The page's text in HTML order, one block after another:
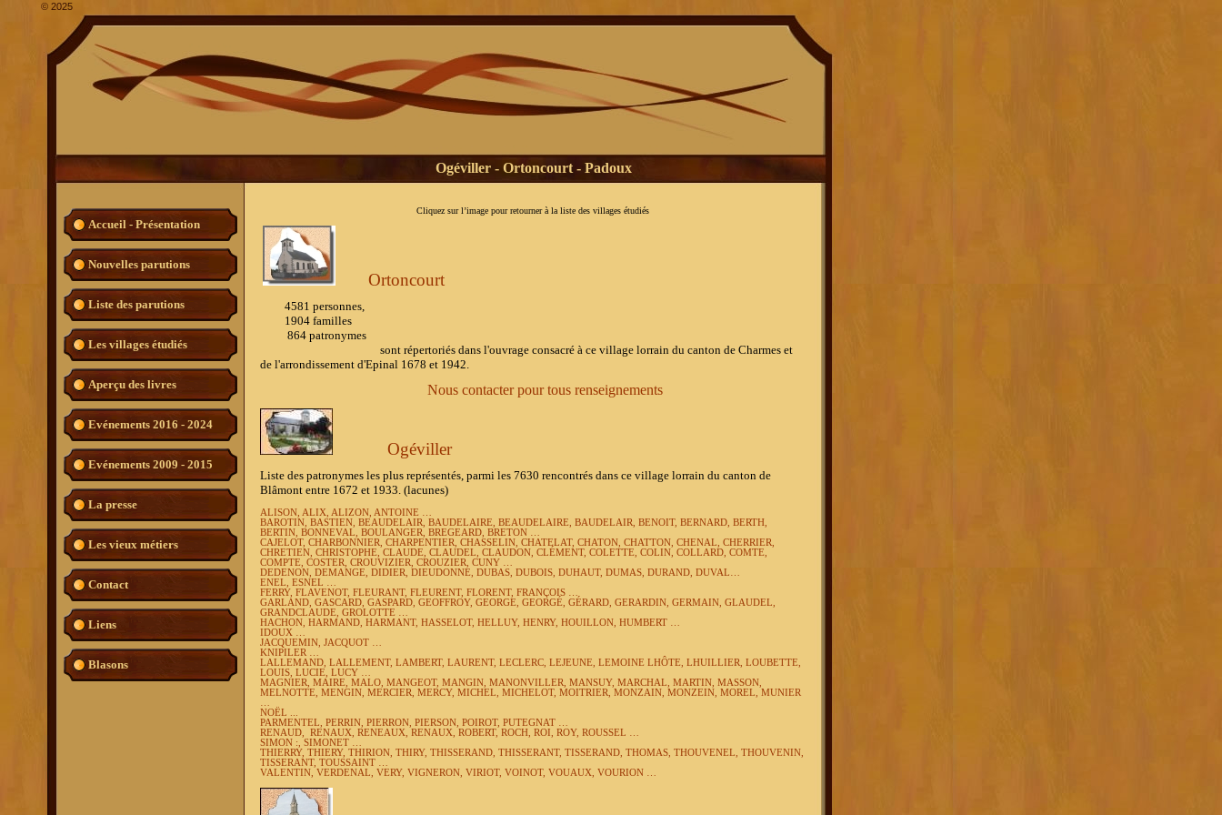
Accueil - Présentation
Nouvelles parutions
Liste des parutions
Les villages étudiés
Aperçu des livres
Evénements 2016 - 2024
Evénements 2009 - 2015
La presse
Les vieux métiers
Contact
Liens
Blasons
Cliquez sur l’image pour retourner à la liste des villages étudiés
Ortoncourt
4581 personnes,
1904 familles
864 patronymes
sont répertoriés dans l'ouvrage consacré à ce village lorrain du canton de Charmes et
de l'arrondissement d'Epinal 1678 et 1942.
Nous contacter pour tous renseignements
Ogéviller
Liste des patronymes les plus représentés, parmi les 7630 rencontrés dans ce village lorrain du canton de
Blâmont entre 1672 et 1933. (lacunes)
ALISON, ALIX, ALIZON, ANTOINE …
BAROTIN, BASTIEN, BEAUDELAIR, BAUDELAIRE, BEAUDELAIRE, BAUDELAIR, BENOIT, BERNARD, BERTH,
BERTIN, BONNEVAL, BOULANGER, BREGEARD, BRETON …
CAJELOT, CHARBONNIER, CHARPENTIER, CHASSELIN, CHATELAT, CHATON, CHATTON, CHENAL, CHERRIER,
CHRETIEN, CHRISTOPHE, CLAUDE, CLAUDEL, CLAUDON, CLÉMENT, COLETTE, COLIN, COLLARD, COMTE,
COMPTE, COSTER, CROUVIZIER, CROUZIER, CUNY …
DEDENON, DEMANGE, DIDIER, DIEUDONNE, DUBAS, DUBOIS, DUHAUT, DUMAS, DURAND, DUVAL…
ENEL, ESNEL …
FERRY, FLAVENOT, FLEURANT, FLEURENT, FLORENT, FRANÇOIS …
GARLAND, GASCARD, GASPARD, GEOFFROY, GEORGE, GEORGÉ, GÉRARD, GERARDIN, GERMAIN, GLAUDEL,
GRANDCLAUDE, GROLOTTE …
HACHON, HARMAND, HARMANT, HASSELOT, HELLUY, HENRY, HOUILLON, HUMBERT …
IDOUX …
JACQUEMIN, JACQUOT …
KNIPILER …
LALLEMAND, LALLEMENT, LAMBERT, LAURENT, LECLERC, LEJEUNE, LEMOINE LHÔTE, LHUILLIER, LOUBETTE,
LOUIS, LUCIE, LUCY …
MAGNIER, MAIRE, MALO, MANGEOT, MANGIN, MANONVILLER, MANSUY, MARCHAL, MARTIN, MASSON,
MELNOTTE, MENGIN, MERCIER, MERCY, MICHEL, MICHELOT, MOITRIER, MONZAIN, MONZEIN, MOREL, MUNIER
…
NOËL ...
PARMENTEL, PERRIN, PIERRON, PIERSON, POIROT, PUTEGNAT …
RENAUD,
RENAUX, RENEAUX, RENAUX, ROBERT, ROCH, ROI, ROY, ROUSSEL …
SIMON :, SIMONET …
THIERRY, THIERY, THIRION, THIRY, THISSERAND, THISSERANT, TISSERAND, THOMAS, THOUVENEL, THOUVENIN,
TISSERANT, TOUSSAINT …
VALENTIN, VERDENAL, VERY, VIGNERON, VIRIOT, VOINOT, VOUAUX, VOURION …
Ogéviller - Ortoncourt - Padoux
© 2025